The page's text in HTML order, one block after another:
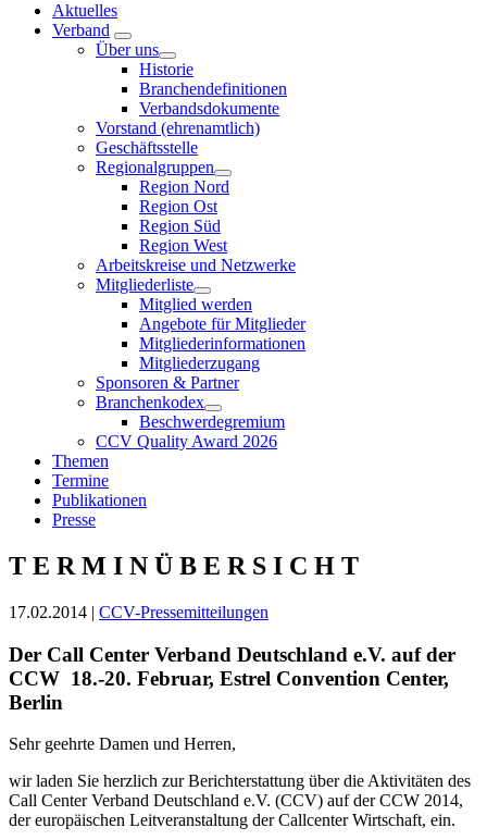
Aktuelles
Verband
Über uns
Historie
Branchendefinitionen
Verbandsdokumente
Vorstand (ehrenamtlich)
Geschäftsstelle
Regionalgruppen
Region Nord
Region Ost
Region Süd
Region West
Arbeitskreise und Netzwerke
Mitgliederliste
Mitglied werden
Angebote für Mitglieder
Mitgliederinformationen
Mitgliederzugang
Sponsoren & Partner
Branchenkodex
Beschwerdegremium
CCV Quality Award 2026
Themen
Termine
Publikationen
Presse
T E R M I N Ü B E R S I C H T
17.02.2014 | CCV-Pressemitteilungen
Der Call Center Verband Deutschland e.V. auf der
CCW 18.-20. Februar, Estrel Convention Center,
Berlin
Sehr geehrte Damen und Herren,
wir laden Sie herzlich zur Berichterstattung über die Aktivitäten des
Call Center Verband Deutschland e.V. (CCV) auf der CCW 2014,
der europäischen Leitveranstaltung der Callcenter Wirtschaft, ein.